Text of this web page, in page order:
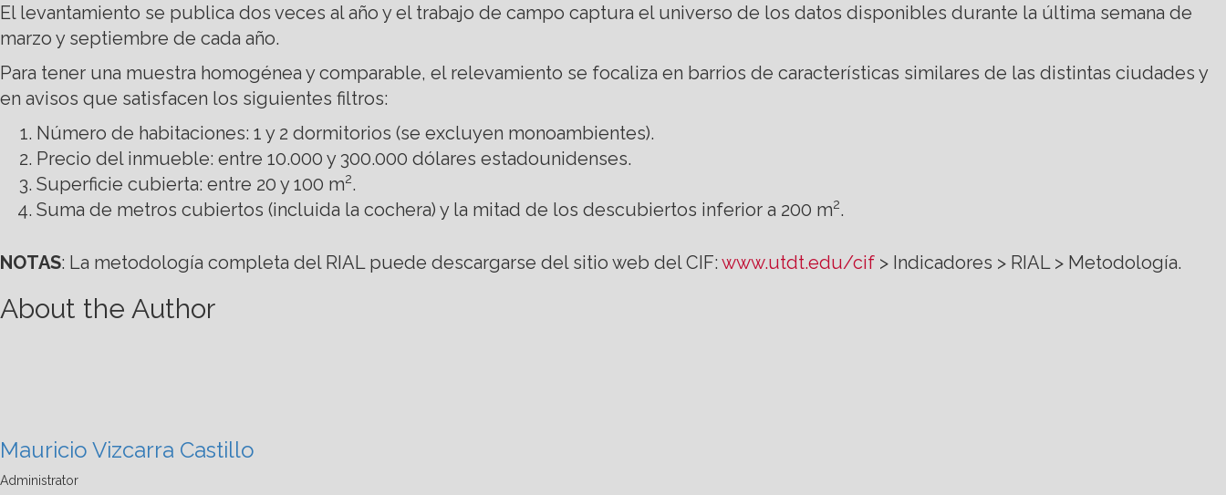
El levantamiento se publica dos veces al año y el trabajo de campo captura el universo de los datos disponibles durante la última semana de
marzo y septiembre de cada año.
Para tener una muestra homogénea y comparable, el relevamiento se focaliza en barrios de características similares de las distintas ciudades y
en avisos que satisfacen los siguientes filtros:
Número de habitaciones: 1 y 2 dormitorios (se excluyen monoambientes).
Precio del inmueble: entre 10.000 y 300.000 dólares estadounidenses.
Superficie cubierta: entre 20 y 100 m2.
Suma de metros cubiertos (incluida la cochera) y la mitad de los descubiertos inferior a 200 m2.
NOTAS: La metodología completa del RIAL puede descargarse del sitio web del CIF: www.utdt.edu/cif > Indicadores > RIAL > Metodología.
About the Author
Mauricio Vizcarra Castillo
Administrator